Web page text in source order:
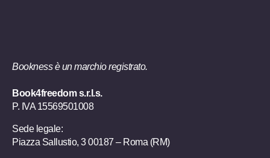
Bookness è un marchio registrato.
Book4freedom s.r.l.s.
P. IVA ​15569501008
Sede legale:
Piazza Sallustio, 3 00187 – Roma (RM)